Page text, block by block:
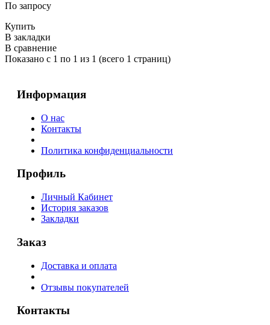
По запросу
Купить
В закладки
В сравнение
Показано с 1 по 1 из 1 (всего 1 страниц)
Информация
О нас
Контакты
Политика конфиденциальности
Профиль
Личный Кабинет
История заказов
Закладки
Заказ
Доставка и оплата
Отзывы покупателей
Контакты